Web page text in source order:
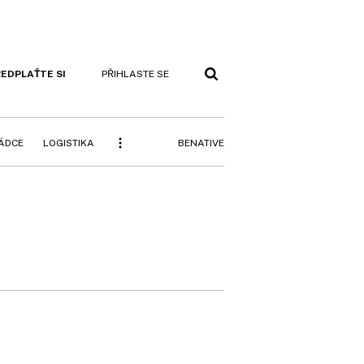
SI PŘIHLASTE SE
LOGISTIKA BENATIVE